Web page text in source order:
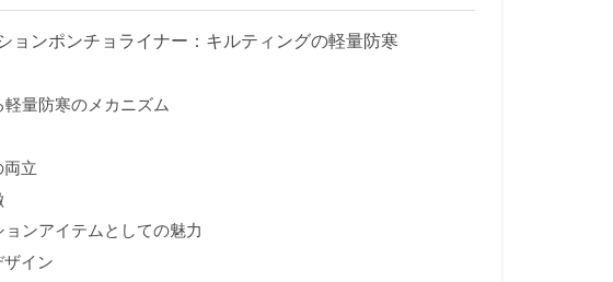
ョンポンチョライナー：キルティングの軽量防寒
量防寒のメカニズム
両立
ョンアイテムとしての魅力
イン